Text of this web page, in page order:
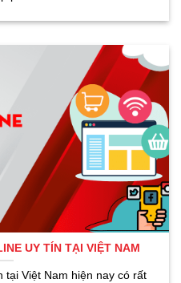
UY TÍN TẠI VIỆT NAM
tại Việt Nam hiện nay có rất